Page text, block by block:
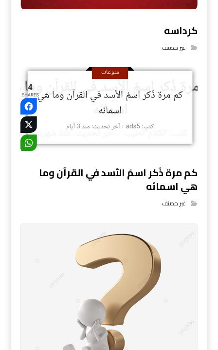
كرداسه
غير مصنف
كم مرة ذُكر اسمُ الأسد في القرآن وما
هي اسمائه
غير مصنف